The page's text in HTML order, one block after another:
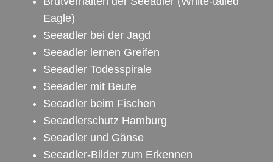
Eagle)
Seeadler bei der Jagd
Seeadler lernen Greifen
Seeadler Todesspirale
Seeadler mit Beute
Seeadler beim Fischen
Seeadlerschutz Hamburg
Seeadler und Gänse
Seeadler-Bilder zum Erkennen